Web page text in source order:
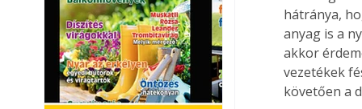
hátránya,
anyag is a
akkor
vezetékek
követően a